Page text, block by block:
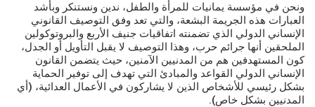
ونحن في مؤسسة يمانيات للمرأة والطفل، ندين ونستنكر وبأشد
العبارات هذه الجريمة البشعة، والتي تعد وفق التوصيف القانوني
الإنساني الدولي الذي تضمنته اتفاقيات جنيف الأربع والبروتوكولين
الملحقين أنها جرائم حرب، وهذا التوصيف لا يقبل التأويل أو الجدل،
كون المستهدفين هم من المدنيين الآمنين، حيث يتضمن القانون
الإنساني الدولي القواعد والمبادئ التي تهدف إلى توفير الحماية
بشكل رئيسي للأشخاص الذين لا يشاركون في الأعمال العدائية، (أي
المدنيين بشكل خاص).